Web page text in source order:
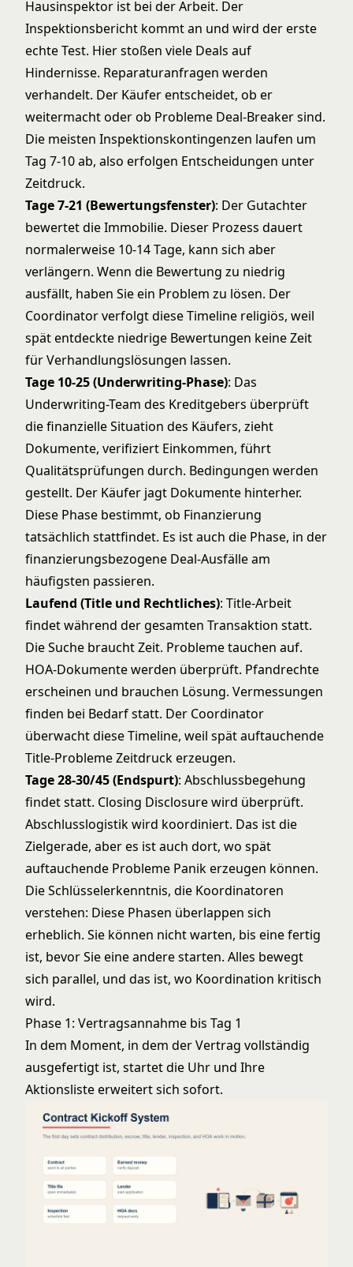
Hausinspektor ist bei der Arbeit. Der
Inspektionsbericht kommt an und wird der erste
echte Test. Hier stoßen viele Deals auf
Hindernisse. Reparaturanfragen werden
verhandelt. Der Käufer entscheidet, ob er
weitermacht oder ob Probleme Deal-Breaker sind.
Die meisten Inspektionskontingenzen laufen um
Tag 7-10 ab, also erfolgen Entscheidungen unter
Zeitdruck.
Tage 7-21 (Bewertungsfenster): Der Gutachter
bewertet die Immobilie. Dieser Prozess dauert
normalerweise 10-14 Tage, kann sich aber
verlängern. Wenn die Bewertung zu niedrig
ausfällt, haben Sie ein Problem zu lösen. Der
Coordinator verfolgt diese Timeline religiös, weil
spät entdeckte niedrige Bewertungen keine Zeit
für Verhandlungslösungen lassen.
Tage 10-25 (Underwriting-Phase): Das
Underwriting-Team des Kreditgebers überprüft
die finanzielle Situation des Käufers, zieht
Dokumente, verifiziert Einkommen, führt
Qualitätsprüfungen durch. Bedingungen werden
gestellt. Der Käufer jagt Dokumente hinterher.
Diese Phase bestimmt, ob Finanzierung
tatsächlich stattfindet. Es ist auch die Phase, in der
finanzierungsbezogene Deal-Ausfälle am
häufigsten passieren.
Laufend (Title und Rechtliches): Title-Arbeit
findet während der gesamten Transaktion statt.
Die Suche braucht Zeit. Probleme tauchen auf.
HOA-Dokumente werden überprüft. Pfandrechte
erscheinen und brauchen Lösung. Vermessungen
finden bei Bedarf statt. Der Coordinator
überwacht diese Timeline, weil spät auftauchende
Title-Probleme Zeitdruck erzeugen.
Tage 28-30/45 (Endspurt): Abschlussbegehung
findet statt. Closing Disclosure wird überprüft.
Abschlusslogistik wird koordiniert. Das ist die
Zielgerade, aber es ist auch dort, wo spät
auftauchende Probleme Panik erzeugen können.
Die Schlüsselerkenntnis, die Koordinatoren
verstehen: Diese Phasen überlappen sich
erheblich. Sie können nicht warten, bis eine fertig
ist, bevor Sie eine andere starten. Alles bewegt
sich parallel, und das ist, wo Koordination kritisch
wird.
Phase 1: Vertragsannahme bis Tag 1
In dem Moment, in dem der Vertrag vollständig
ausgefertigt ist, startet die Uhr und Ihre
Aktionsliste erweitert sich sofort.